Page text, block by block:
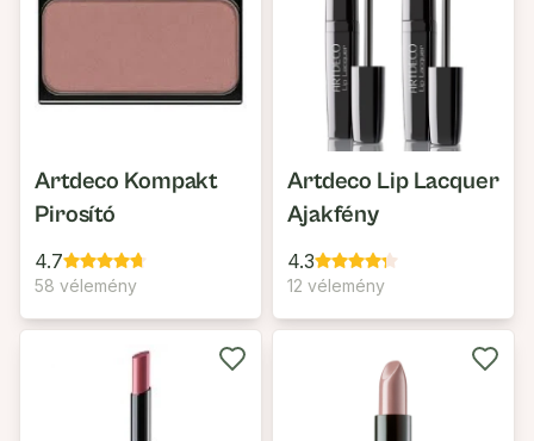
Artdeco Kompakt
Pirosító
4.7
58 vélemény
Artdeco Lip Lacquer
Ajakfény
4.3
12 vélemény